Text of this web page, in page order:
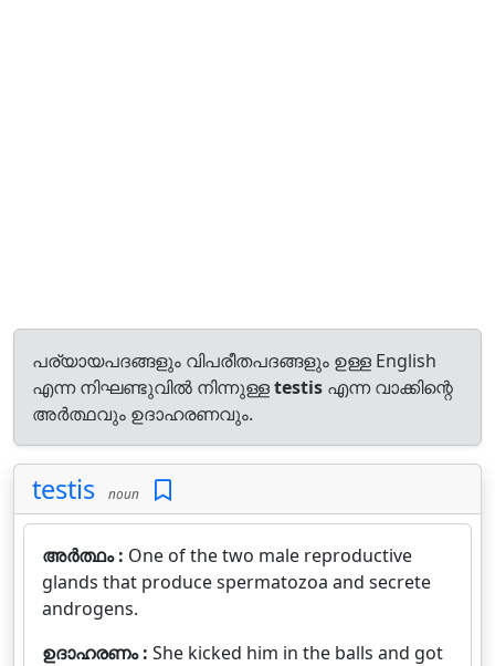
പര്യായപദങ്ങളും വിപരീതപദങ്ങളും ഉള്ള English
എന്ന നിഘണ്ടുവിൽ നിന്നുള്ളtestis എന്ന വാക്കിന്റെ
അർത്ഥവും ഉദാഹരണവും.
testis noun
അർത്ഥം : One of the two male reproductive
glands that produce spermatozoa and secrete
androgens.
ഉദാഹരണം : She kicked him in the balls and got